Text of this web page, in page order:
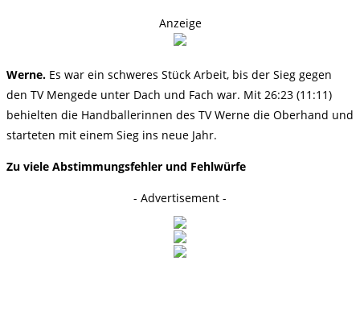
Anzeige
Werne. Es war ein schweres Stück Arbeit, bis der Sieg gegen
den TV Mengede unter Dach und Fach war. Mit 26:23 (11:11)
behielten die Handballerinnen des TV Werne die Oberhand und
starteten mit einem Sieg ins neue Jahr.
Zu viele Abstimmungsfehler und Fehlwürfe
- Advertisement -